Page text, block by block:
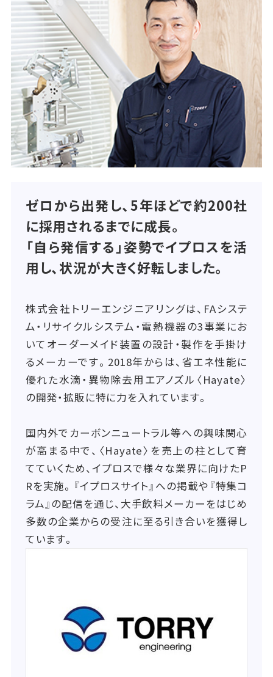
ゼロから出発し、5年ほどで約200社
に採用されるまでに成長。
「自ら発信する」姿勢でイプロスを活
用し、状況が大きく好転しました。
株式会社トリーエンジニアリングは、FAシステ
ム・リサイクルシステム・電熱機器の3事業にお
いてオーダーメイド装置の設計・製作を手掛け
るメーカーです。2018年からは、省エネ性能に
優れた水滴・異物除去用エアノズル〈Hayate〉
の開発・拡販に特に力を入れています。
国内外でカーボンニュートラル等への興味関心
が高まる中で、〈Hayate〉を売上の柱として育
てていくため、イプロスで様々な業界に向けたP
Rを実施。『イプロスサイト』への掲載や『特集コ
ラム』の配信を通じ、大手飲料メーカーをはじめ
多数の企業からの受注に至る引き合いを獲得し
ています。